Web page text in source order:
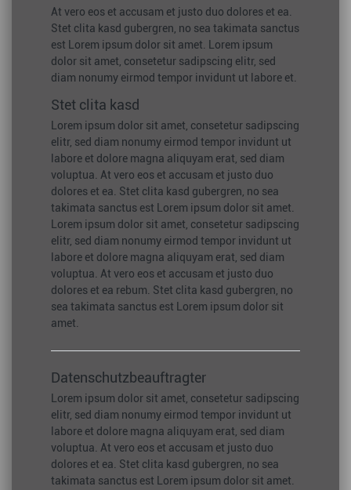
At vero eos et accusam et justo duo dolores et ea.
Stet clita kasd gubergren, no sea takimata sanctus
est Lorem ipsum dolor sit amet. Lorem ipsum
dolor sit amet, consetetur sadipscing elitr, sed
diam nonumy eirmod tempor invidunt ut labore et.
Stet clita kasd
Lorem ipsum dolor sit amet, consetetur sadipscing
elitr, sed diam nonumy eirmod tempor invidunt ut
labore et dolore magna aliquyam erat, sed diam
voluptua. At vero eos et accusam et justo duo
dolores et ea. Stet clita kasd gubergren, no sea
takimata sanctus est Lorem ipsum dolor sit amet.
Lorem ipsum dolor sit amet, consetetur sadipscing
elitr, sed diam nonumy eirmod tempor invidunt ut
labore et dolore magna aliquyam erat, sed diam
voluptua. At vero eos et accusam et justo duo
dolores et ea rebum. Stet clita kasd gubergren, no
sea takimata sanctus est Lorem ipsum dolor sit
amet.
Datenschutzbeauftragter
Lorem ipsum dolor sit amet, consetetur sadipscing
elitr, sed diam nonumy eirmod tempor invidunt ut
labore et dolore magna aliquyam erat, sed diam
voluptua. At vero eos et accusam et justo duo
dolores et ea. Stet clita kasd gubergren, no sea
takimata sanctus est Lorem ipsum dolor sit amet.